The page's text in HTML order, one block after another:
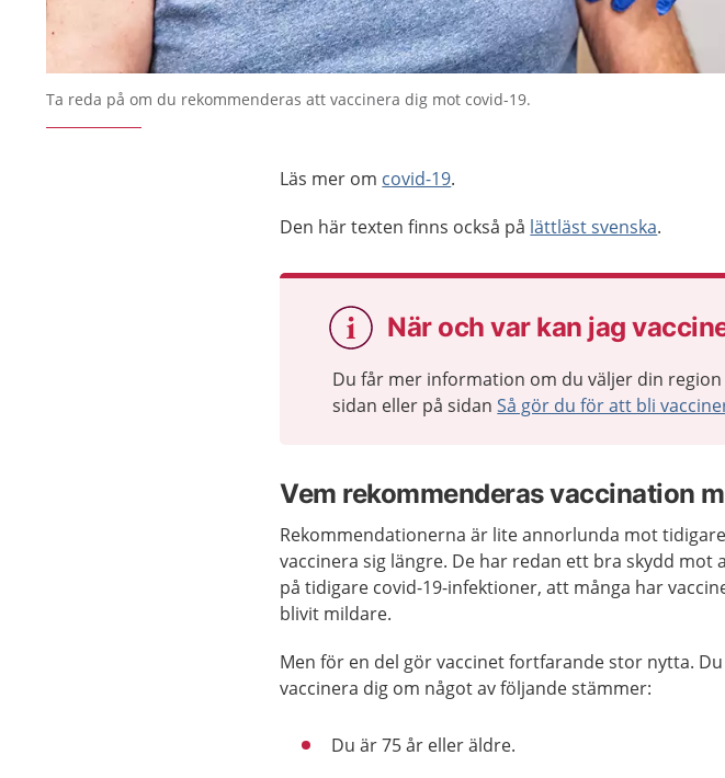
Ta reda på om du rekommenderas att vaccinera dig mot covid-19.
Läs mer om covid-19.
Den här texten finns också på lättläst svenska.
När och var kan jag
Du får mer information om du väljer din
sidan eller på sidanSå gör du för att bli
Vem rekommenderas vaccination
Rekommendationerna är lite annorlunda mot
vaccinera sig längre. De har redan ett bra skydd mot
på tidigare covid-19-infektioner, att många har
blivit mildare.
Men för en del gör vaccinet fortfarande stor nytta.
vaccinera dig om något av följande stämmer:
Du är 75 år eller äldre.